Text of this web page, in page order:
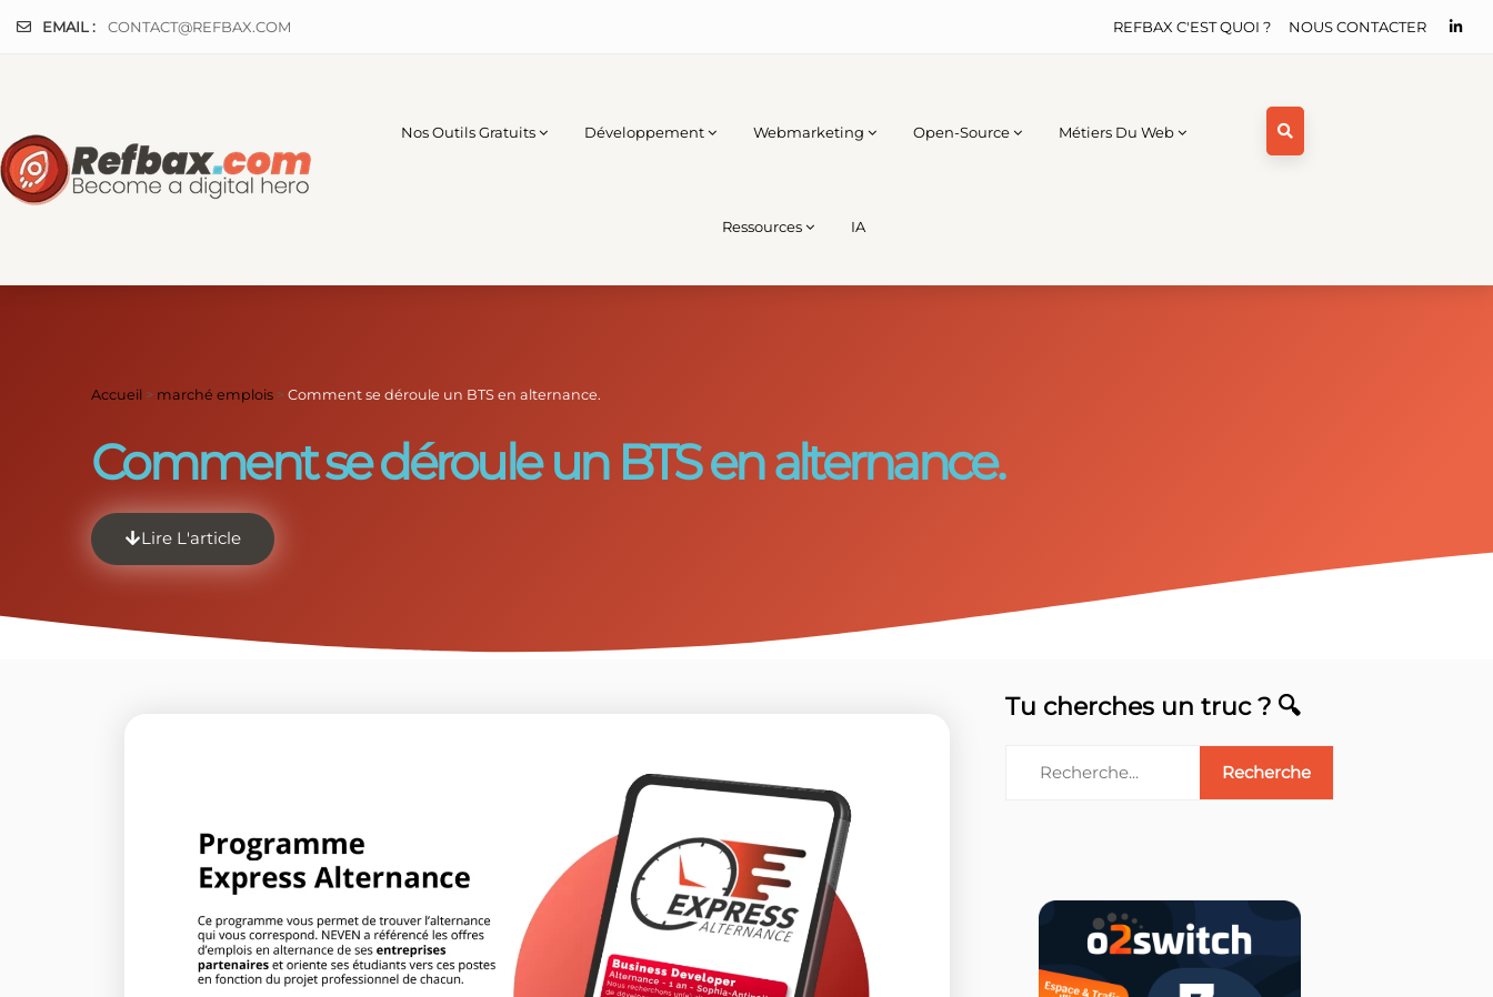
EMAIL : CONTACT@REFBAX.COM NOUS CONTACTER
REFBAX C'EST QUOI ?
Nos Outils Gratuits Développement Webmarketing Open-Source Métiers Du Web
Ressources IA
Accueil > marché emplois > Comment se déroule un BTS en alternance.
Comment se déroule un BTS en alternance.
Lire L'article
Tu cherches un truc ? 🔍